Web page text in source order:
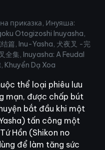
приказка, Инуяша:
Otogizoshi Inuyasha,
篇, Inu-Yasha, 犬夜叉 -完
集, Inuyasha: A Feudal
Khuyển Dạ Xoa
thể loại phiêu lưu
mạn, được chấp bút
bắt đầu khi một
tấn công một
Hồn (Shikon no
để làm tăng sức